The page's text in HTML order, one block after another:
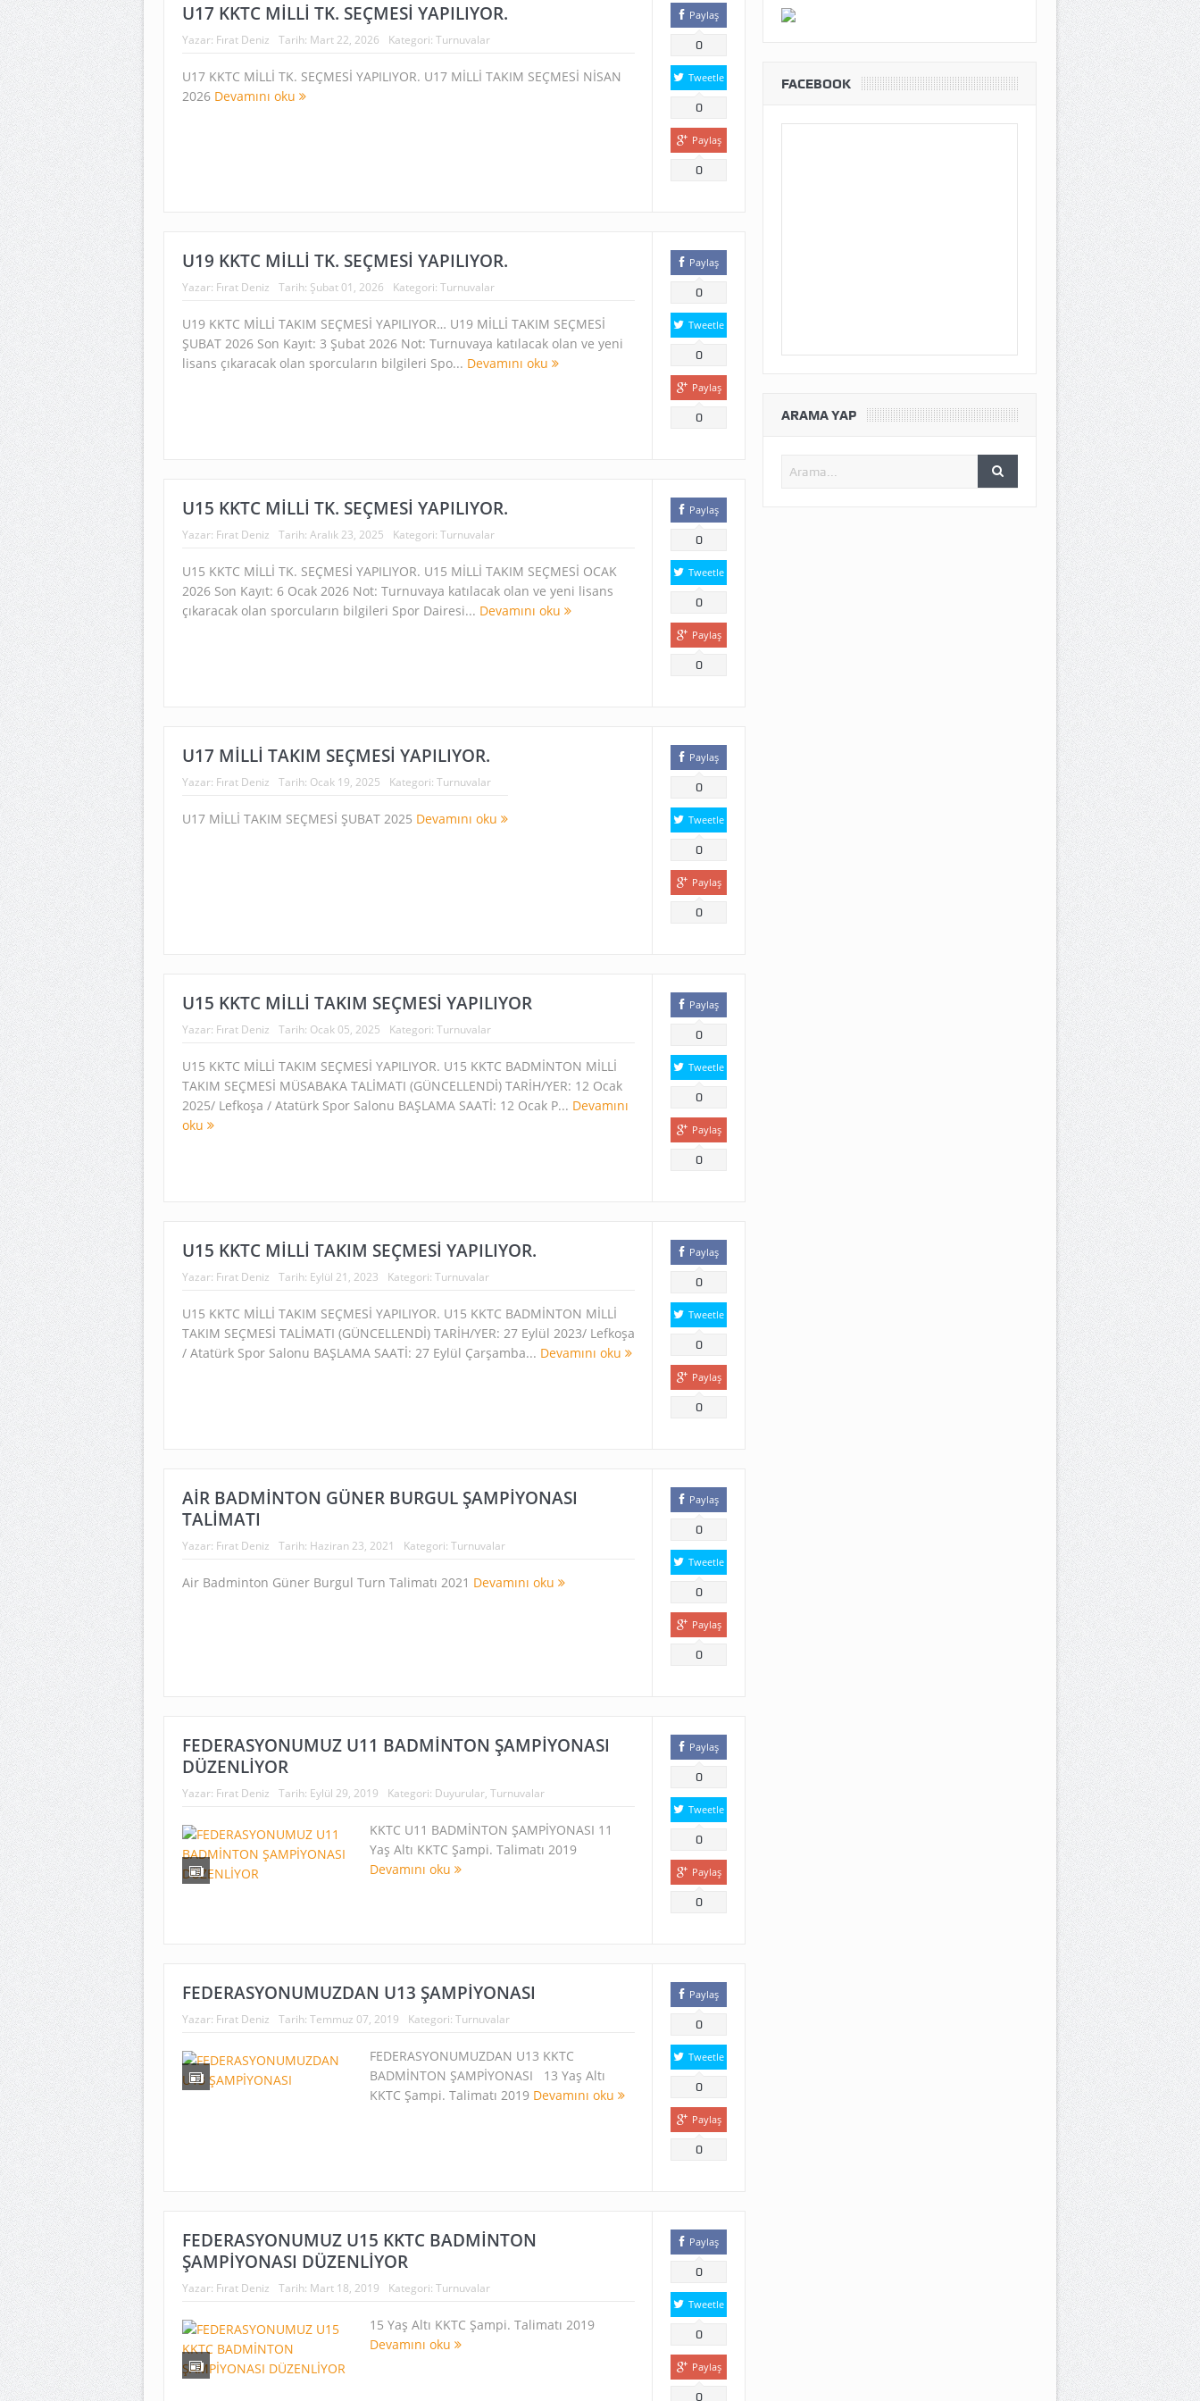
U17 KKTC MİLLİ TK. SEÇMESİ YAPILIYOR.
Yazar: Fırat Deniz Tarih: Mart 22, 2026 Kategori: Turnuvalar
U17 KKTC MİLLİ TK. SEÇMESİ YAPILIYOR. U17 MİLLİ TAKIM SEÇMESİ NİSAN
2026 Devamını oku
Paylaş
0
Tweetle
0
Paylaş
0
U19 KKTC MİLLİ TK. SEÇMESİ YAPILIYOR.
Yazar: Fırat Deniz Tarih: Şubat 01, 2026 Kategori: Turnuvalar
U19 KKTC MİLLİ TAKIM SEÇMESİ YAPILIYOR… U19 MİLLİ TAKIM SEÇMESİ
ŞUBAT 2026 Son Kayıt: 3 Şubat 2026 Not: Turnuvaya katılacak olan ve yeni
lisans çıkaracak olan sporcuların bilgileri Spo... Devamını oku
Paylaş
0
Tweetle
0
Paylaş
0
U15 KKTC MİLLİ TK. SEÇMESİ YAPILIYOR.
Yazar: Fırat Deniz Tarih: Aralık 23, 2025 Kategori: Turnuvalar
U15 KKTC MİLLİ TK. SEÇMESİ YAPILIYOR. U15 MİLLİ TAKIM SEÇMESİ OCAK
2026 Son Kayıt: 6 Ocak 2026 Not: Turnuvaya katılacak olan ve yeni lisans
çıkaracak olan sporcuların bilgileri Spor Dairesi... Devamını oku
Paylaş
0
Tweetle
0
Paylaş
0
U17 MİLLİ TAKIM SEÇMESİ YAPILIYOR.
Yazar: Fırat Deniz Tarih: Ocak 19, 2025 Kategori: Turnuvalar
U17 MİLLİ TAKIM SEÇMESİ ŞUBAT 2025 Devamını oku
Paylaş
0
Tweetle
0
Paylaş
0
U15 KKTC MİLLİ TAKIM SEÇMESİ YAPILIYOR
Yazar: Fırat Deniz Tarih: Ocak 05, 2025 Kategori: Turnuvalar
U15 KKTC MİLLİ TAKIM SEÇMESİ YAPILIYOR. U15 KKTC BADMİNTON MİLLİ
TAKIM SEÇMESİ MÜSABAKA TALİMATI (GÜNCELLENDİ) TARİH/YER: 12 Ocak
2025/ Lefkoşa / Atatürk Spor Salonu BAŞLAMA SAATİ: 12 Ocak P... Devamını
oku
Paylaş
0
Tweetle
0
Paylaş
0
U15 KKTC MİLLİ TAKIM SEÇMESİ YAPILIYOR.
Yazar: Fırat Deniz Tarih: Eylül 21, 2023 Kategori: Turnuvalar
U15 KKTC MİLLİ TAKIM SEÇMESİ YAPILIYOR. U15 KKTC BADMİNTON MİLLİ
TAKIM SEÇMESİ TALİMATI (GÜNCELLENDİ) TARİH/YER: 27 Eylül 2023/ Lefkoşa
/ Atatürk Spor Salonu BAŞLAMA SAATİ: 27 Eylül Çarşamba... Devamını oku
Paylaş
0
Tweetle
0
Paylaş
0
AİR BADMİNTON GÜNER BURGUL ŞAMPİYONASI
TALİMATI
Yazar: Fırat Deniz Tarih: Haziran 23, 2021 Kategori: Turnuvalar
Air Badminton Güner Burgul Turn Talimatı 2021 Devamını oku
Paylaş
0
Tweetle
0
Paylaş
0
FEDERASYONUMUZ U11 BADMİNTON ŞAMPİYONASI
DÜZENLİYOR
Yazar: Fırat Deniz Tarih: Eylül 29, 2019 Kategori: Duyurular, Turnuvalar
KKTC U11 BADMİNTON ŞAMPİYONASI 11
Yaş Altı KKTC Şampi. Talimatı 2019
Devamını oku
Paylaş
0
Tweetle
0
Paylaş
0
FEDERASYONUMUZDAN U13 ŞAMPİYONASI
Yazar: Fırat Deniz Tarih: Temmuz 07, 2019 Kategori: Turnuvalar
FEDERASYONUMUZDAN U13 KKTC
BADMİNTON ŞAMPİYONASI 13 Yaş Altı
KKTC Şampi. Talimatı 2019 Devamını oku
Paylaş
0
Tweetle
0
Paylaş
0
FEDERASYONUMUZ U15 KKTC BADMİNTON
ŞAMPİYONASI DÜZENLİYOR
Yazar: Fırat Deniz Tarih: Mart 18, 2019 Kategori: Turnuvalar
15 Yaş Altı KKTC Şampi. Talimatı 2019
Devamını oku
Paylaş
0
Tweetle
0
Paylaş
0
FACEBOOK
ARAMA YAP